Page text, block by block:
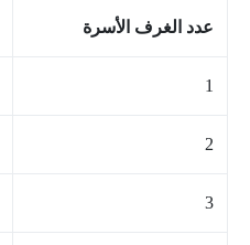
عدد الغرف الأسرة
1
2
3